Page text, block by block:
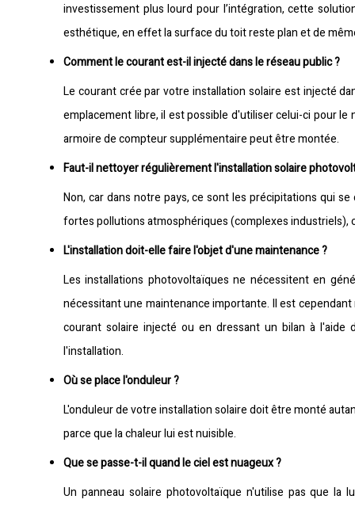
investissement plus lourd pour l’intégration, cette
esthétique, en effet la surface du toit reste plan et de
Comment le courant est-il injecté dans le réseau public ?
Le courant crée par votre installation solaire est injecté
emplacement libre, il est possible d'utiliser celui-ci pour
armoire de compteur supplémentaire peut être montée.
Faut-il nettoyer régulièrement l'installation solaire
Non, car dans notre pays, ce sont les précipitations qui
fortes pollutions atmosphériques (complexes industriels),
L'installation doit-elle faire l'objet d'une maintenance ?
Les installations photovoltaïques ne nécessitent en
nécessitant une maintenance importante. Il est
courant solaire injecté ou en dressant un bilan à
l'installation.
Où se place l'onduleur ?
L'onduleur de votre installation solaire doit être monté
parce que la chaleur lui est nuisible.
Que se passe-t-il quand le ciel est nuageux ?
Un panneau solaire photovoltaïque n'utilise pas que la